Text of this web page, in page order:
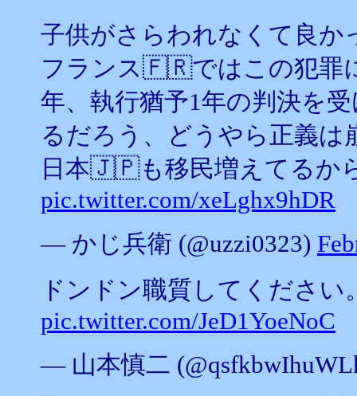
子供がさらわれなくて良か
フランス🇫🇷ではこの犯罪
年、執行猶予1年の判決を
るだろう、どうやら正義は
日本🇯🇵も移民増えてるか
pic.twitter.com/xeLghx9hDR
— かじ兵衛 (@uzzi0323)
ドンドン職質してください
pic.twitter.com/JeD1YoeNoC
— 山本慎二